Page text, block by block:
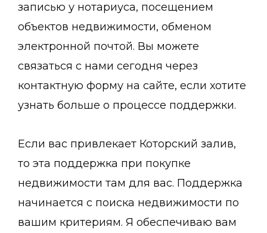
записью у нотариуса, посещением
объектов недвижимости, обменом
электронной почтой. Вы можете
связаться с нами сегодня через
контактную форму на сайте, если хотите
узнать больше о процессе поддержки.
Если вас привлекает Которский залив,
то эта поддержка при покупке
недвижимости там для вас. Поддержка
начинается с поиска недвижимости по
вашим критериям. Я обеспечиваю вам